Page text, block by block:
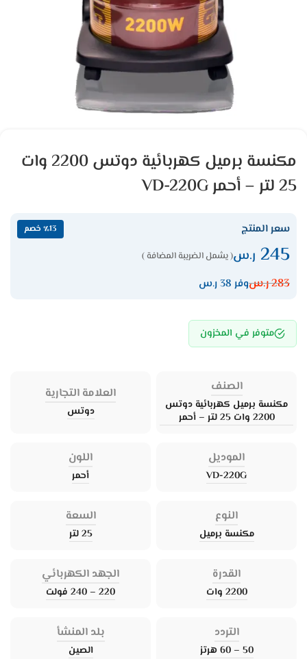
مكنسة برميل كهربائية دوتس 2200 وات
25 لتر – أحمر VD-220G
سعر المنتج ٪13 خصم
245 ر.س( يشمل الضريبة المضافة )
283ر.سوفر 38 ر.س
متوفر في المخزون
الصنف
مكنسة برميل كهربائية دوتس
2200 وات 25 لتر – أحمر
العلامة التجارية
دوتس
الموديل
VD-220G
اللون
أحمر
النوع
مكنسة برميل
السعة
25 لتر
القدرة
2200 وات
الجهد الكهربائي
220 – 240 فولت
التردد
50 – 60 هرتز
بلد المنشأ
الصين